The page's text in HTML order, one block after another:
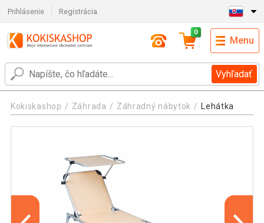
Prihlásenie Registrácia
Vyhľadať
0
Menu
Kokiskashop Záhrada Záhradný nábytok Lehátka